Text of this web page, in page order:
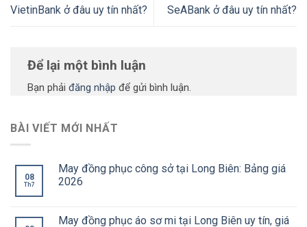
VietinBank ở đâu uy tín nhất?
SeABank ở đâu uy tín nhất?
Để lại một bình luận
Bạn phải đăng nhập để gửi bình luận.
BÀI VIẾT MỚI NHẤT
08
Th7
May đồng phục công sở tại Long Biên: Bảng giá
2026
May đồng phục áo sơ mi tại Long Biên uy tín, giá